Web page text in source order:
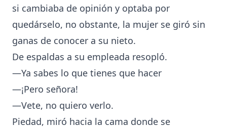
si cambiaba de opinión y optaba por
quedárselo, no obstante, la mujer se giró sin
ganas de conocer a su nieto.
De espaldas a su empleada resopló.
—Ya sabes lo que tienes que hacer
—¡Pero señora!
—Vete, no quiero verlo.
Piedad, miró hacia la cama donde se